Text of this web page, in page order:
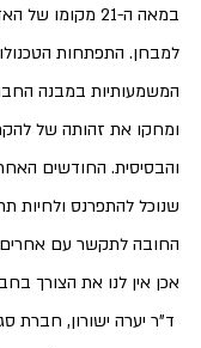
במאה ה-21
למבחן. התפתחות
המשמעותיות במבנה
ומחקו את זהותה של
והבסיסית. החודשים
שנוכל להתפרנס ולחיות
החובה לתקשר עם
אכן אין לנו את הצורך
ד"ר יערה ישורון, חברת